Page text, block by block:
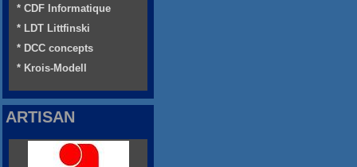
* CDF Informatique
* LDT Littfinski
* DCC concepts
* Krois-Modell
ARTISAN